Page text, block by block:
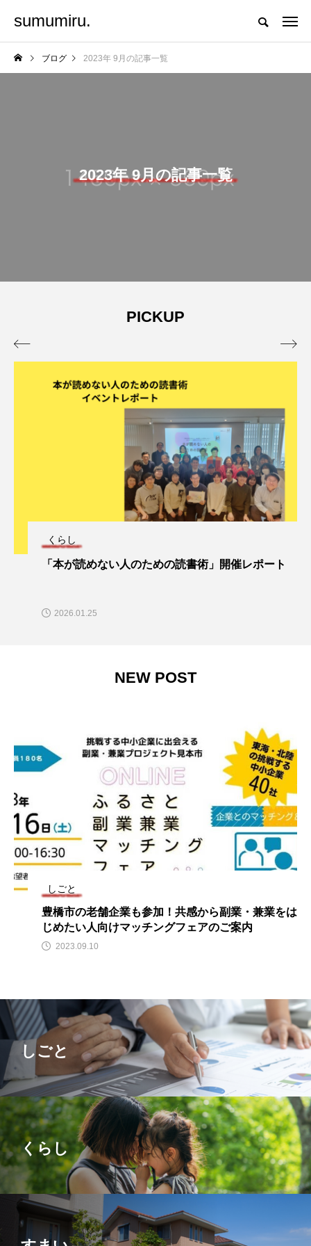
sumumiru.
ブログ 2023年 9月の記事一覧
2023年 9月の記事一覧
PICKUP
くらし
「本が読めない人のための読書術」開催レポート
2026.01.25
 
NEW POST
しごと
豊橋市の老舗企業も参加！共感から副業・兼業をは
じめたい人向けマッチングフェアのご案内
2023.09.10
しごと
くらし